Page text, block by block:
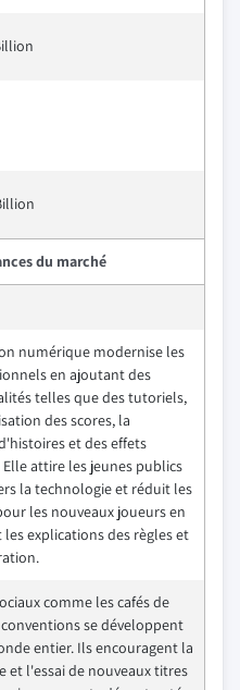
du marché
numérique modernise les
en ajoutant des
telles que des tutoriels,
des scores, la
et des effets
attire les jeunes publics
la technologie et réduit les
les nouveaux joueurs en
explications des règles et
comme les cafés de
se développent
entier. Ils encouragent la
et l'essai de nouveaux titres